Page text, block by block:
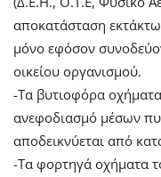
αποκατάσταση
μόνο εφόσον
οικείου οργανισμού.
-Τα βυτιοφόρα
ανεφοδιασμό μέσων
αποδεικνύεται από
-Τα φορτηγά οχήματα